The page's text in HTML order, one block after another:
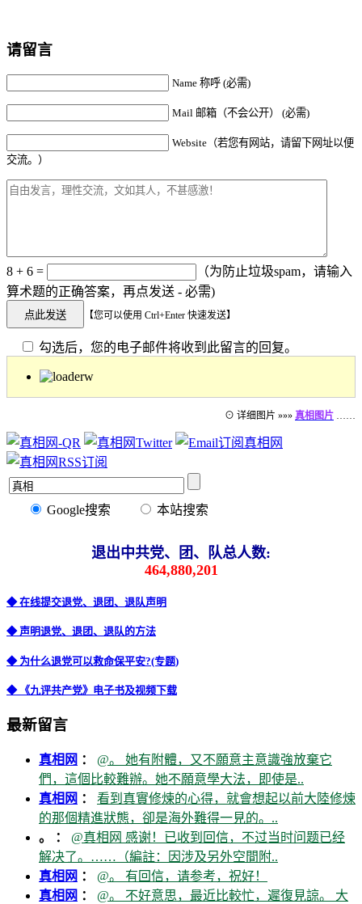
请留言
Name 称呼 (必需)
Mail 邮箱（不会公开） (必需)
Website（若您有网站，请留下网址以便
交流。）
8 + 6 =
（为防止垃圾spam，请输入
算术题的正确答案，再点发送 - 必需)
【您可以使用 Ctrl+Enter 快速发送】
勾选后，您的电子邮件将收到此留言的回复。
⊙ 详细图片 »»» 真相图片 ……
Google搜索 本站搜索
退出中共党、团、队总人数:
464,880,201
◆ 在线提交退党、退团、退队声明
◆ 声明退党、退团、退队的方法
◆ 为什么退党可以救命保平安?(专题)
◆ 《九评共产党》电子书及视频下载
最新留言
真相网 ： @。 她有附體，又不願意主意識強放棄它
們，這個比較難辦。她不願意學大法，即使是..
真相网 ： 看到真實修煉的心得，就會想起以前大陸修煉
的那個精進狀態，卻是海外難得一見的。..
。 ： @真相网 感谢！已收到回信，不过当时问题已经
解决了。……（編註：因涉及另外空間附..
真相网 ： @。 有回信，请参考，祝好！
真相网 ： @。 不好意思，最近比較忙，遲復見諒。 大